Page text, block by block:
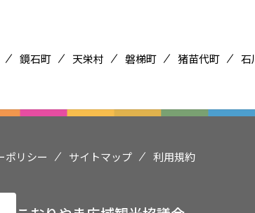
鏡石町 天栄村 磐梯町 猪苗代町 石
ポリシー サイトマップ 利用規約